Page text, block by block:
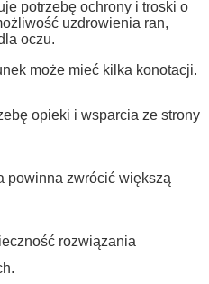
potrzebę ochrony i troski o
uzdrowienia ran,
oczu.
może mieć kilka konotacji.
opieki i wsparcia ze strony
powinna zwrócić większą
rozwiązania